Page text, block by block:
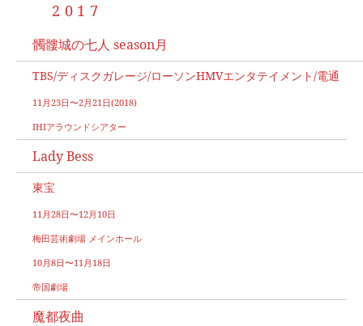
2017
髑髏城の七人 season月
TBS/ディスクガレージ/ローソンHMVエンタテイメント/電通
11月23日〜2月21日(2018)
IHIアラウンドシアター
Lady Bess
東宝
11月28日〜12月10日
梅田芸術劇場 メインホール
10月8日〜11月18日
帝国劇場
魔都夜曲